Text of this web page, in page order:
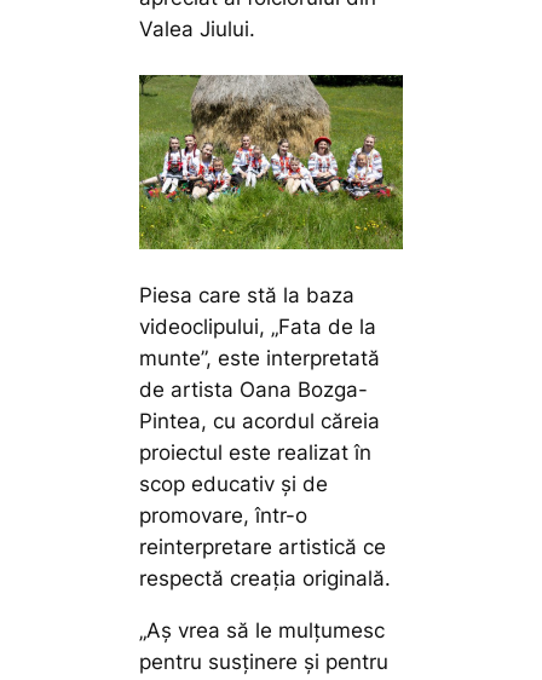
Valea Jiului.
Piesa care stă la baza
videoclipului, „Fata de la
munte”, este interpretată
de artista Oana Bozga-
Pintea, cu acordul căreia
proiectul este realizat în
scop educativ și de
promovare, într-o
reinterpretare artistică ce
respectă creația originală.
„Aș vrea să le mulțumesc
pentru susținere și pentru